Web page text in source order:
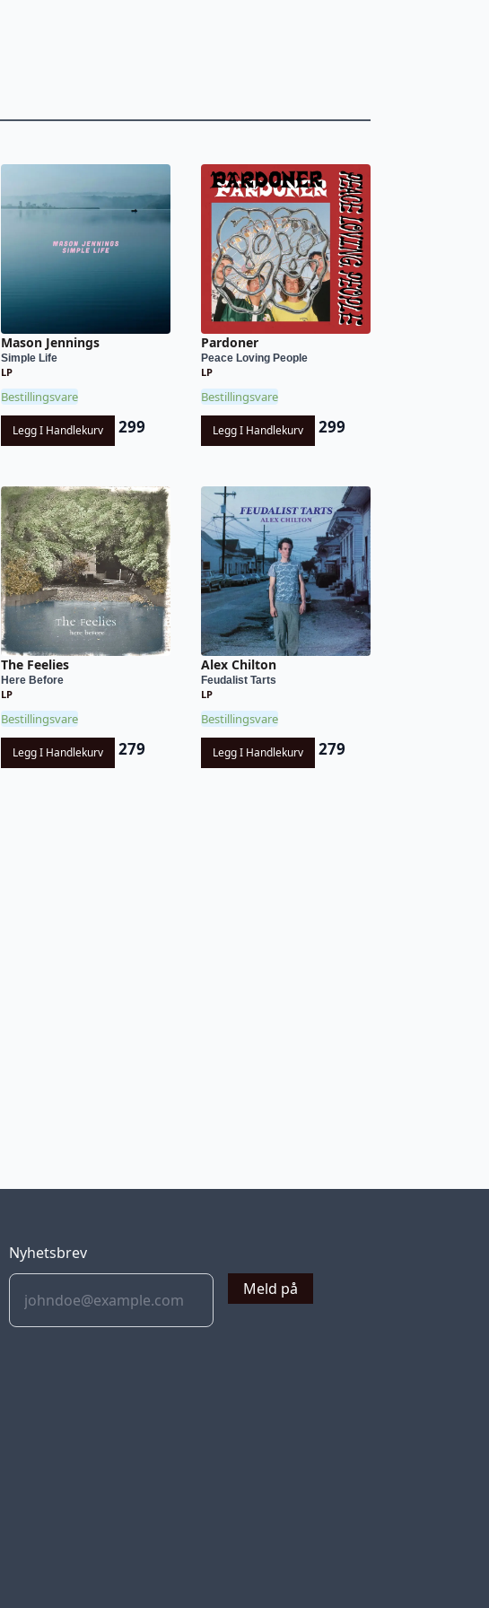
Mason Jennings
Simple Life
LP
Bestillingsvare
Legg I Handlekurv 299
Pardoner
Peace Loving People
LP
Bestillingsvare
Legg I Handlekurv 299
The Feelies
Here Before
LP
Bestillingsvare
Legg I Handlekurv 279
Alex Chilton
Feudalist Tarts
LP
Bestillingsvare
Legg I Handlekurv 279
Nyhetsbrev
Meld på